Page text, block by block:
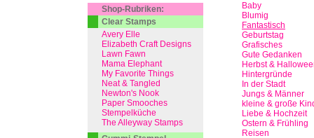
Baby
Blumig
Fantastisch
Geburtstag
Grafisches
Gute Gedanken
Herbst &
Hintergründe
In der Stadt
Jungs & Männer
kleine & große
Liebe & Hochzeit
Ostern & Frühling
Reisen
Shop-Rubriken:
Clear Stamps
Avery Elle
Elizabeth Craft Designs
Lawn Fawn
Mama Elephant
My Favorite Things
Neat & Tangled
Newton's Nook
Paper Smooches
Stempelküche
The Alleyway Stamps